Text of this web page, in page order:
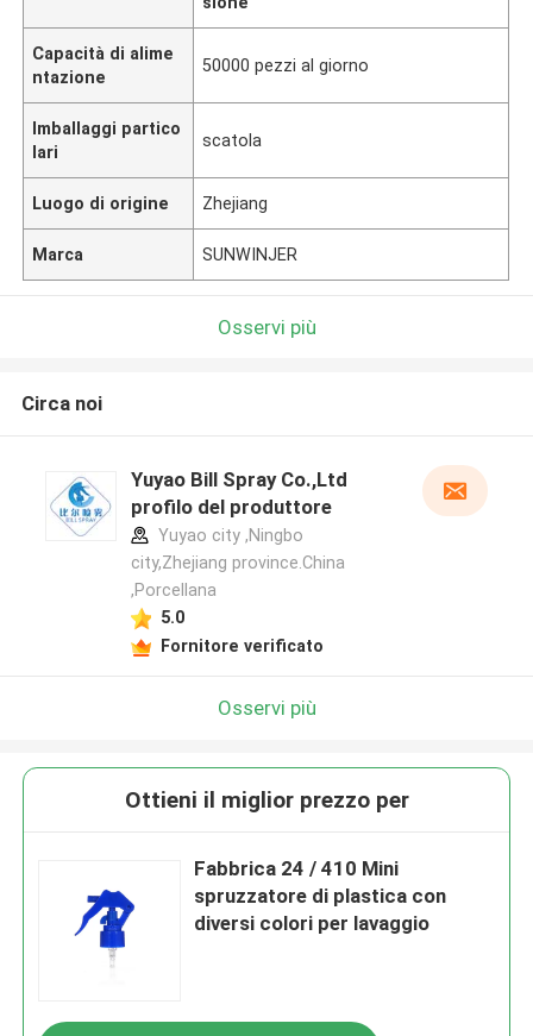
Capacità di alime
ntazione
50000 pezzi al giorno
Imballaggi partico
lari
scatola
Luogo di origine Zhejiang
Marca SUNWINJER
Osservi più
Circa noi
Yuyao Bill Spray Co.,Ltd
profilo del produttore
Yuyao city ,Ningbo
city,Zhejiang province.China
,Porcellana
5.0
Fornitore verificato
Osservi più
Ottieni il miglior prezzo per
Fabbrica 24 / 410 Mini
spruzzatore di plastica con
diversi colori per lavaggio